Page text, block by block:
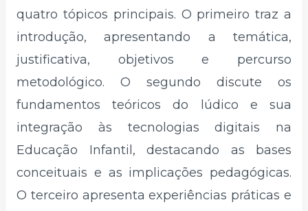
quatro tópicos principais. O primeiro traz a
introdução, apresentando a temática,
justificativa, objetivos e percurso
metodológico. O segundo discute os
fundamentos teóricos do lúdico e sua
integração às tecnologias digitais na
Educação Infantil, destacando as bases
conceituais e as implicações pedagógicas.
O terceiro apresenta experiências práticas e